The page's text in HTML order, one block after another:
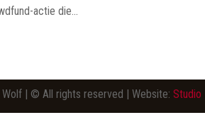
actie die...
Wolf | © All rights reserved | Website:Studio